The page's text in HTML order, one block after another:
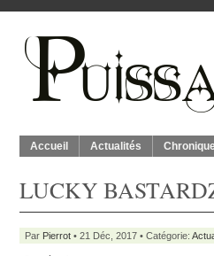
Accueil Actualités
LUCKY
Par Pierrot • 21 Déc, 2017 • Catégorie: